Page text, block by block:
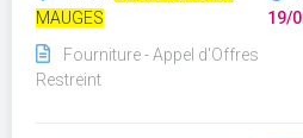
MAUGES
Fourniture - Appel d'Offres
Restreint
19/